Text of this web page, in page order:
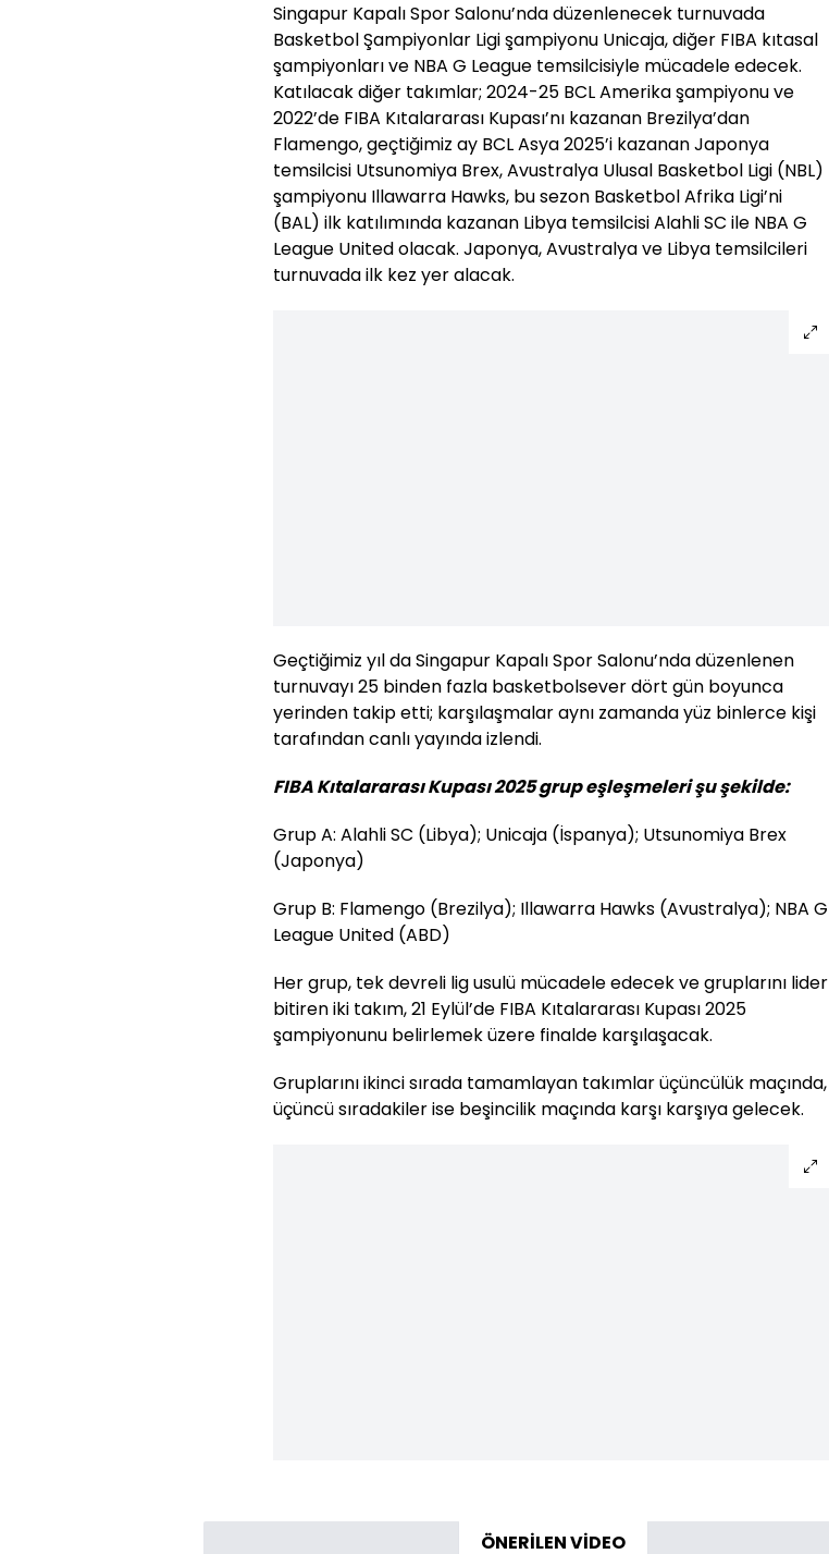
Singapur Kapalı Spor Salonu’nda düzenlenecek turnuvada
Basketbol Şampiyonlar Ligi şampiyonu Unicaja, diğer FIBA kıtasal
şampiyonları ve NBA G League temsilcisiyle mücadele edecek.
Katılacak diğer takımlar; 2024-25 BCL Amerika şampiyonu ve
2022’de FIBA Kıtalararası Kupası’nı kazanan Brezilya’dan
Flamengo, geçtiğimiz ay BCL Asya 2025’i kazanan Japonya
temsilcisi Utsunomiya Brex, Avustralya Ulusal Basketbol Ligi (NBL)
şampiyonu Illawarra Hawks, bu sezon Basketbol Afrika Ligi’ni
(BAL) ilk katılımında kazanan Libya temsilcisi Alahli SC ile NBA G
League United olacak. Japonya, Avustralya ve Libya temsilcileri
turnuvada ilk kez yer alacak.
Geçtiğimiz yıl da Singapur Kapalı Spor Salonu’nda düzenlenen
turnuvayı 25 binden fazla basketbolsever dört gün boyunca
yerinden takip etti; karşılaşmalar aynı zamanda yüz binlerce kişi
tarafından canlı yayında izlendi.
FIBA Kıtalararası Kupası 2025 grup eşleşmeleri şu şekilde:
Grup A: Alahli SC (Libya); Unicaja (İspanya); Utsunomiya Brex
(Japonya)
Grup B: Flamengo (Brezilya); Illawarra Hawks (Avustralya); NBA G
League United (ABD)
Her grup, tek devreli lig usulü mücadele edecek ve gruplarını lider
bitiren iki takım, 21 Eylül’de FIBA Kıtalararası Kupası 2025
şampiyonunu belirlemek üzere finalde karşılaşacak.
Gruplarını ikinci sırada tamamlayan takımlar üçüncülük maçında,
üçüncü sıradakiler ise beşincilik maçında karşı karşıya gelecek.
ÖNERİLEN VİDEO